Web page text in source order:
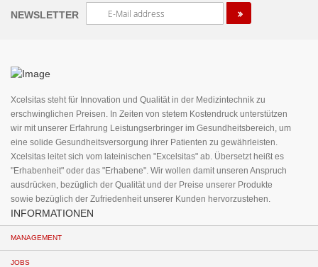
NEWSLETTER
Melden
Sie
Xcelsitas steht für Innovation und Qualität in der Medizintechnik zu
erschwinglichen Preisen. In Zeiten von stetem Kostendruck unterstützen
wir mit unserer Erfahrung Leistungserbringer im Gesundheitsbereich, um
eine solide Gesundheitsversorgung ihrer Patienten zu gewährleisten.
Xcelsitas leitet sich vom lateinischen "Excelsitas" ab. Übersetzt heißt es
"Erhabenheit" oder das "Erhabene". Wir wollen damit unseren Anspruch
ausdrücken, bezüglich der Qualität und der Preise unserer Produkte
sowie bezüglich der Zufriedenheit unserer Kunden hervorzustehen.
INFORMATIONEN
MANAGEMENT
JOBS